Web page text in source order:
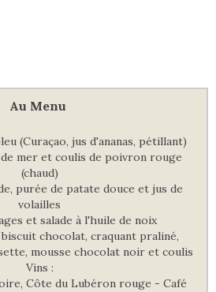
Au Menu
(Curaçao, jus d'ananas, pétillant)
mer et coulis de poivron rouge
(chaud)
purée de patate douce et jus de
volailles
et salade à l'huile de noix
chocolat, craquant praliné,
mousse chocolat noir et coulis
Vins :
Côte du Lubéron rouge - Café